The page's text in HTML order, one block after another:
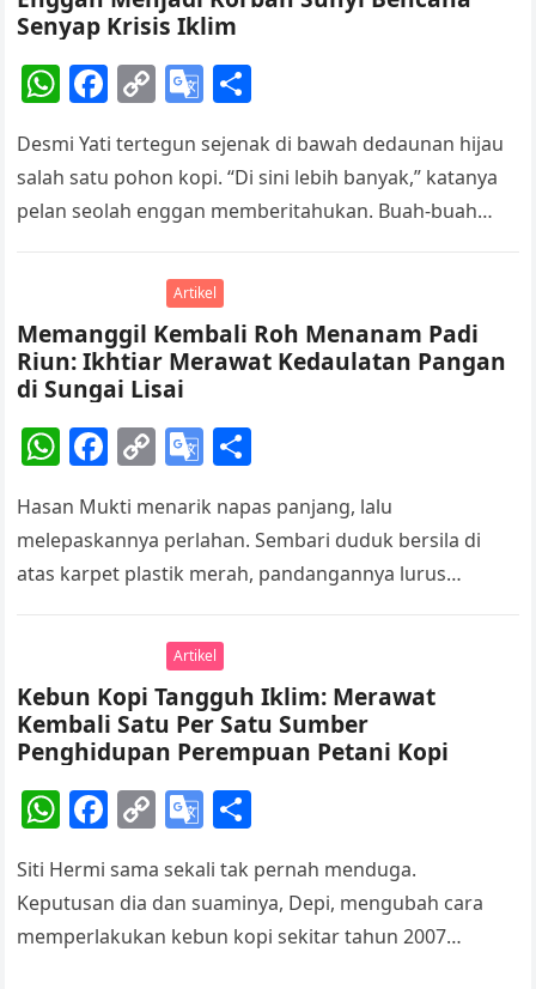
k n
sl
at
e
Senyap Krisis Iklim
W
at
s
F
c
e
k
C
p
y
Li
n
k
G
o
gl
Tr
a
n
at
e
ar
e
Desmi Yati tertegun sejenak di bawah dedaunan hijau
salah satu pohon kopi. “Di sini lebih banyak,” katanya
pelan seolah enggan memberitahukan. Buah-buah
Artikel
Memanggil Kembali Roh Menanam Padi
Riun: Ikhtiar Merawat Kedaulatan Pangan
di Sungai Lisai
W
at
s
F
c
e
b
o
k
C
p
y
n
k
G
o
gl
Tr
a
n
sl
at
e
ar
e
Hasan Mukti menarik napas panjang, lalu
melepaskannya perlahan. Sembari duduk bersila di
atas karpet plastik merah, pandangannya lurus
Artikel
Kebun Kopi Tangguh Iklim: Merawat
Kembali Satu Per Satu Sumber
Penghidupan Perempuan Petani Kopi
W
at
s
A
F
c
e
C
p
y
G
o
gl
ar
e
Siti Hermi sama sekali tak pernah menduga.
Keputusan dia dan suaminya, Depi, mengubah cara
memperlakukan kebun kopi sekitar tahun 2007